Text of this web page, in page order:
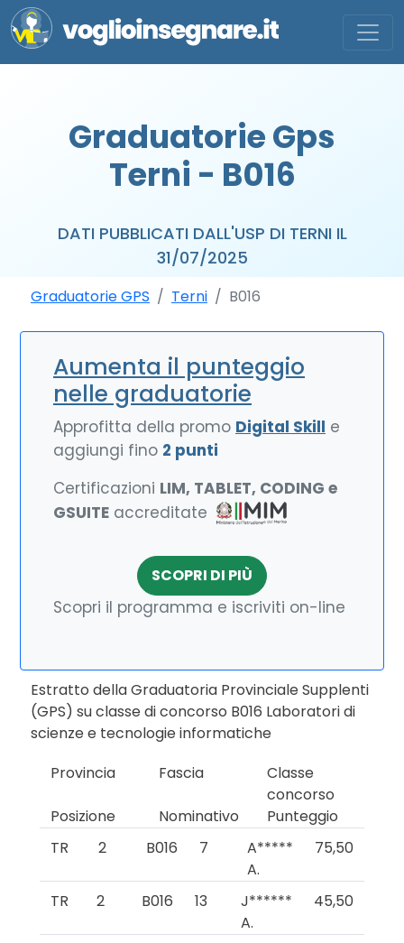
Graduatorie Gps
Terni - B016
DATI PUBBLICATI DALL'USP DI TERNI IL
31/07/2025
Graduatorie GPS Terni B016
Aumenta il punteggio
nelle graduatorie
Approfitta della promo Digital Skill e
aggiungi fino 2 punti
Certificazioni LIM, TABLET, CODING e
GSUITE accreditate
SCOPRI DI PIÙ
Scopri il programma e iscriviti on-line
Estratto della Graduatoria Provinciale Supplenti
(GPS) su classe di concorso B016 Laboratori di
scienze e tecnologie informatiche
Provincia
Fascia
Classe
concorso
Posizione
Nominativo
Punteggio
TR
2 B016 7
A*****
A.
75,50
TR 2 B016 13
J******
A.
45,50